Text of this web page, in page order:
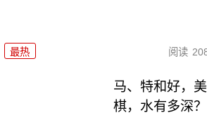
最热 阅读
马、特和好，
棋，水有多深？